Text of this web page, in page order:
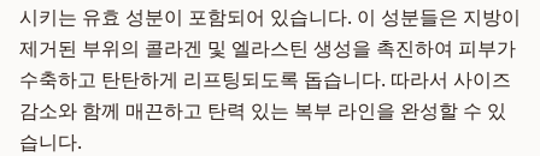
시키는 유효 성분이 포함되어 있습니다. 이 성분들은 지방이
제거된 부위의 콜라겐 및 엘라스틴 생성을 촉진하여 피부가
수축하고 탄탄하게 리프팅되도록 돕습니다. 따라서 사이즈
감소와 함께 매끈하고 탄력 있는 복부 라인을 완성할 수 있
습니다.